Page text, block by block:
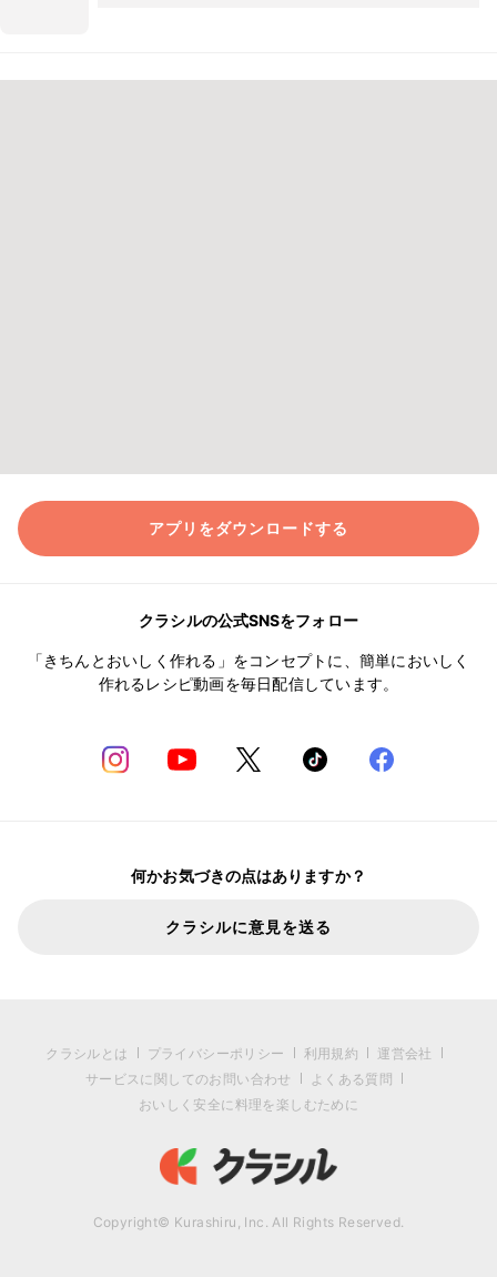
アプリをダウンロードする
クラシルの公式SNSをフォロー
「きちんとおいしく作れる」をコンセプトに、簡単においしく
作れるレシピ動画を毎日配信しています。
何かお気づきの点はありますか？
クラシルに意見を送る
クラシルとは プライバシーポリシー 利用規約
運営会社
サービスに関してのお問い合わせ
よくある質問
おいしく安全に料理を楽しむために
Copyright© Kurashiru, Inc. All Rights Reserved.